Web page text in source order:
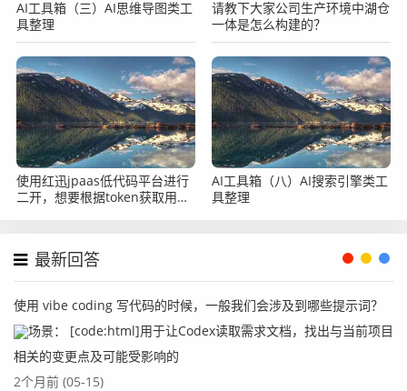
AI工具箱（三）AI思维导图类工
具整理
请教下大家公司生产环境中湖仓
一体是怎么构建的？
使用红迅jpaas低代码平台进行
二开，想要根据token获取用户
AI工具箱（八）AI搜索引擎类工
具整理
最新回答
使用 vibe coding 写代码的时候，一般我们会涉及到哪些提示词？
场景： [code:html]用于让Codex读取需求文档，找出与当前项目
相关的变更点及可能受影响的
2个月前 (05-15)